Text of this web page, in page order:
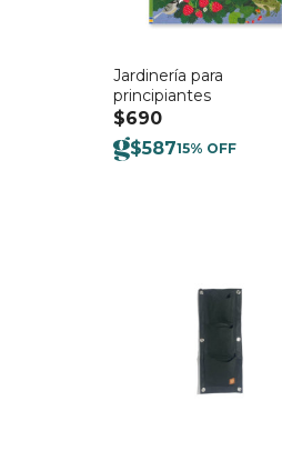
Jardinería para
principiantes
$690
$58715% OFF